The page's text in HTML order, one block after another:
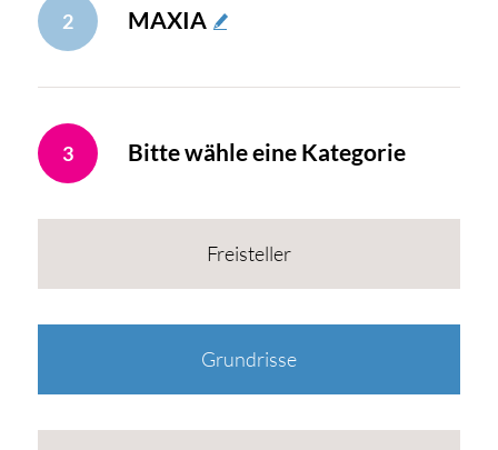
2 MAXIA
3 Bitte wähle eine Kategorie
Freisteller
Grundrisse